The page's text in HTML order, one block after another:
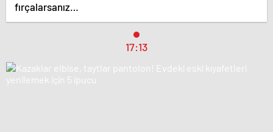
fırçalarsanız…
17:13